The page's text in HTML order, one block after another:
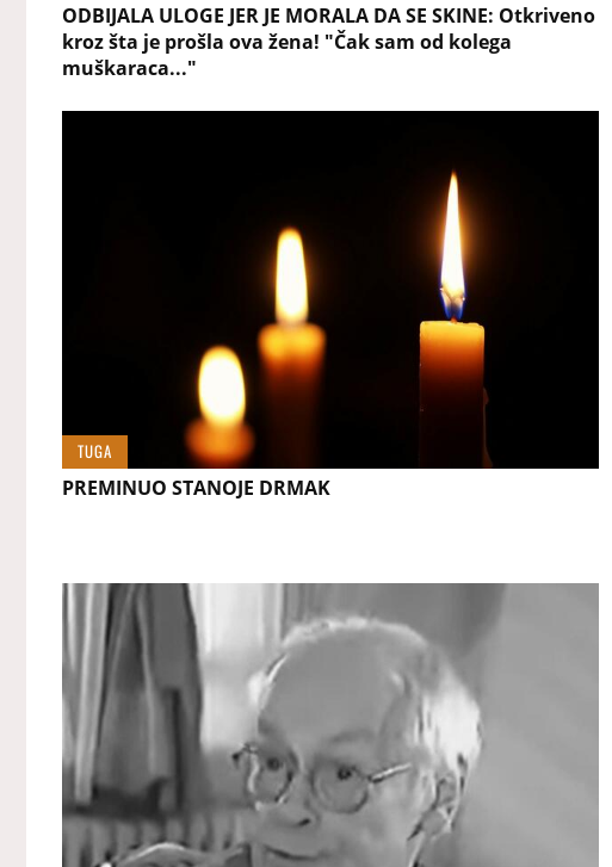
ODBIJALA ULOGE JER JE MORALA DA SE SKINE: Otkriveno
kroz šta je prošla ova žena! "Čak sam od kolega
muškaraca..."
TUGA
PREMINUO STANOJE DRMAK